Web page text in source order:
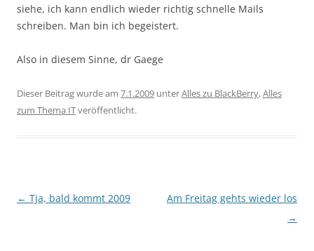
siehe, ich kann endlich wieder richtig schnelle Mails
schreiben. Man bin ich begeistert.
Also in diesem Sinne, dr Gaege
Dieser Beitrag wurde am 7.1.2009 unterAlles zu BlackBerry,Alles
zum Thema ITveröffentlicht.
Beitragsnavigation
← Tja, bald kommt 2009
Am Freitag gehts wieder los
→